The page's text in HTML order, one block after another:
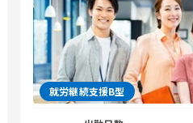
就労継続支援B型